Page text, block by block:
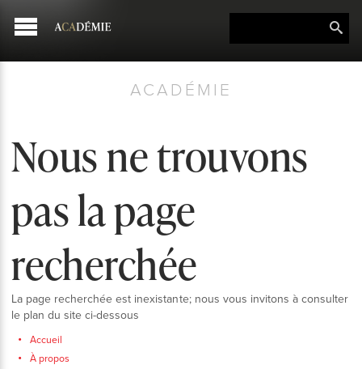
ACADÉMIE
Nous ne trouvons
pas la page
recherchée
La page recherchée est inexistante; nous vous invitons à consulter
le plan du site ci-dessous
Accueil
À propos